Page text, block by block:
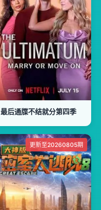
最后通牒不结就分第四季
更新至20260805期